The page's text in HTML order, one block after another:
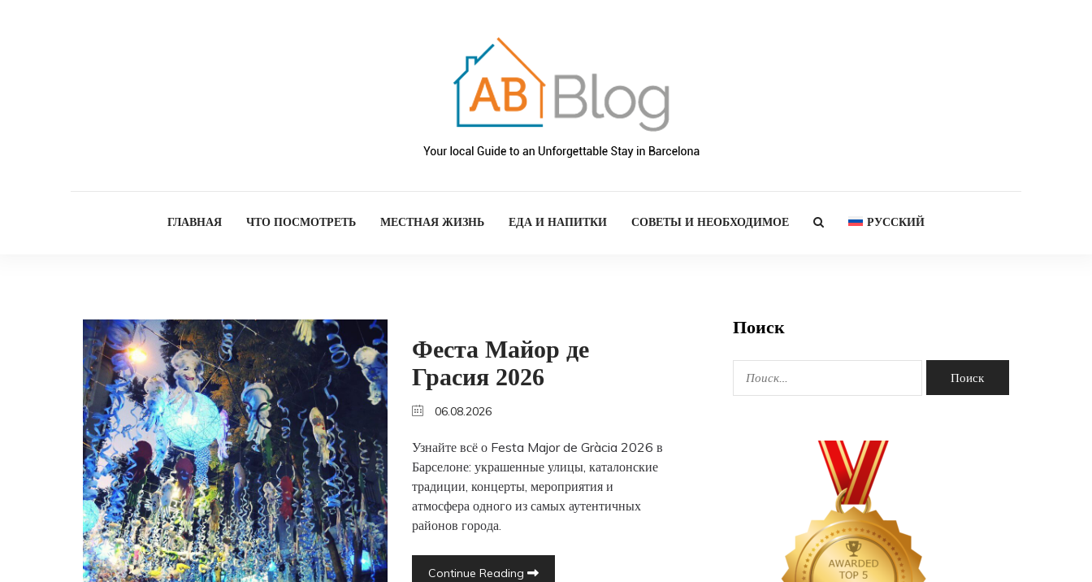
ГЛАВНАЯ ЧТО ПОСМОТРЕТЬ МЕСТНАЯ ЖИЗНЬ ЕДА И НАПИТКИ СОВЕТЫ И НЕОБХОДИМОЕ РУССКИЙ
Феста Майор де
Грасия 2026
06.08.2026
Узнайте всё о Festa Major de Gràcia 2026 в
Барселоне: украшенные улицы, каталонские
традиции, концерты, мероприятия и
атмосфера одного из самых аутентичных
районов города.
Continue Reading
Поиск